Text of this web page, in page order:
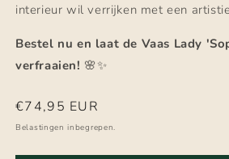
interieur wil verrijken met een
Bestel nu en laat de Vaas Lady
verfraaien! 🌸✨
Normale
prijs
€74,95 EUR
Belastingen inbegrepen.